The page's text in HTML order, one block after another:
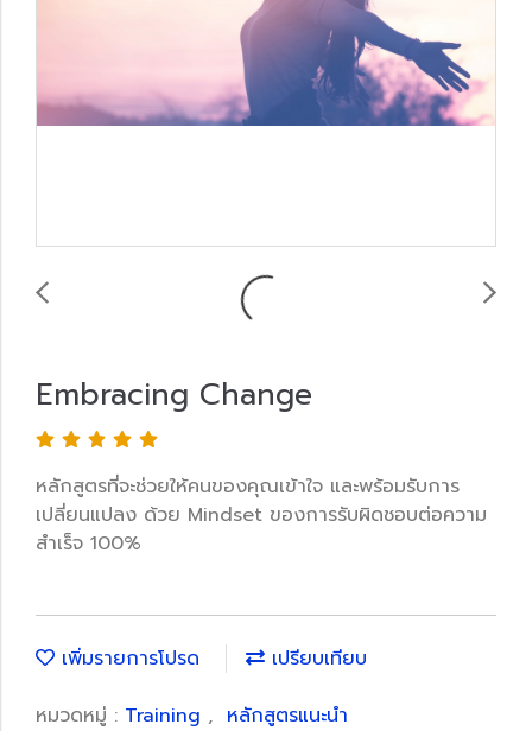
Embracing Change
หลักสูตรที่จะช่วยให้คนของคุณเข้าใจ และพร้อมรับการ
เปลี่ยนแปลง ด้วย Mindset ของการรับผิดชอบต่อความ
สำเร็จ 100%
เพิ่มรายการโปรด
เปรียบเทียบ
หมวดหมู่ : Training , หลักสูตรแนะนำ